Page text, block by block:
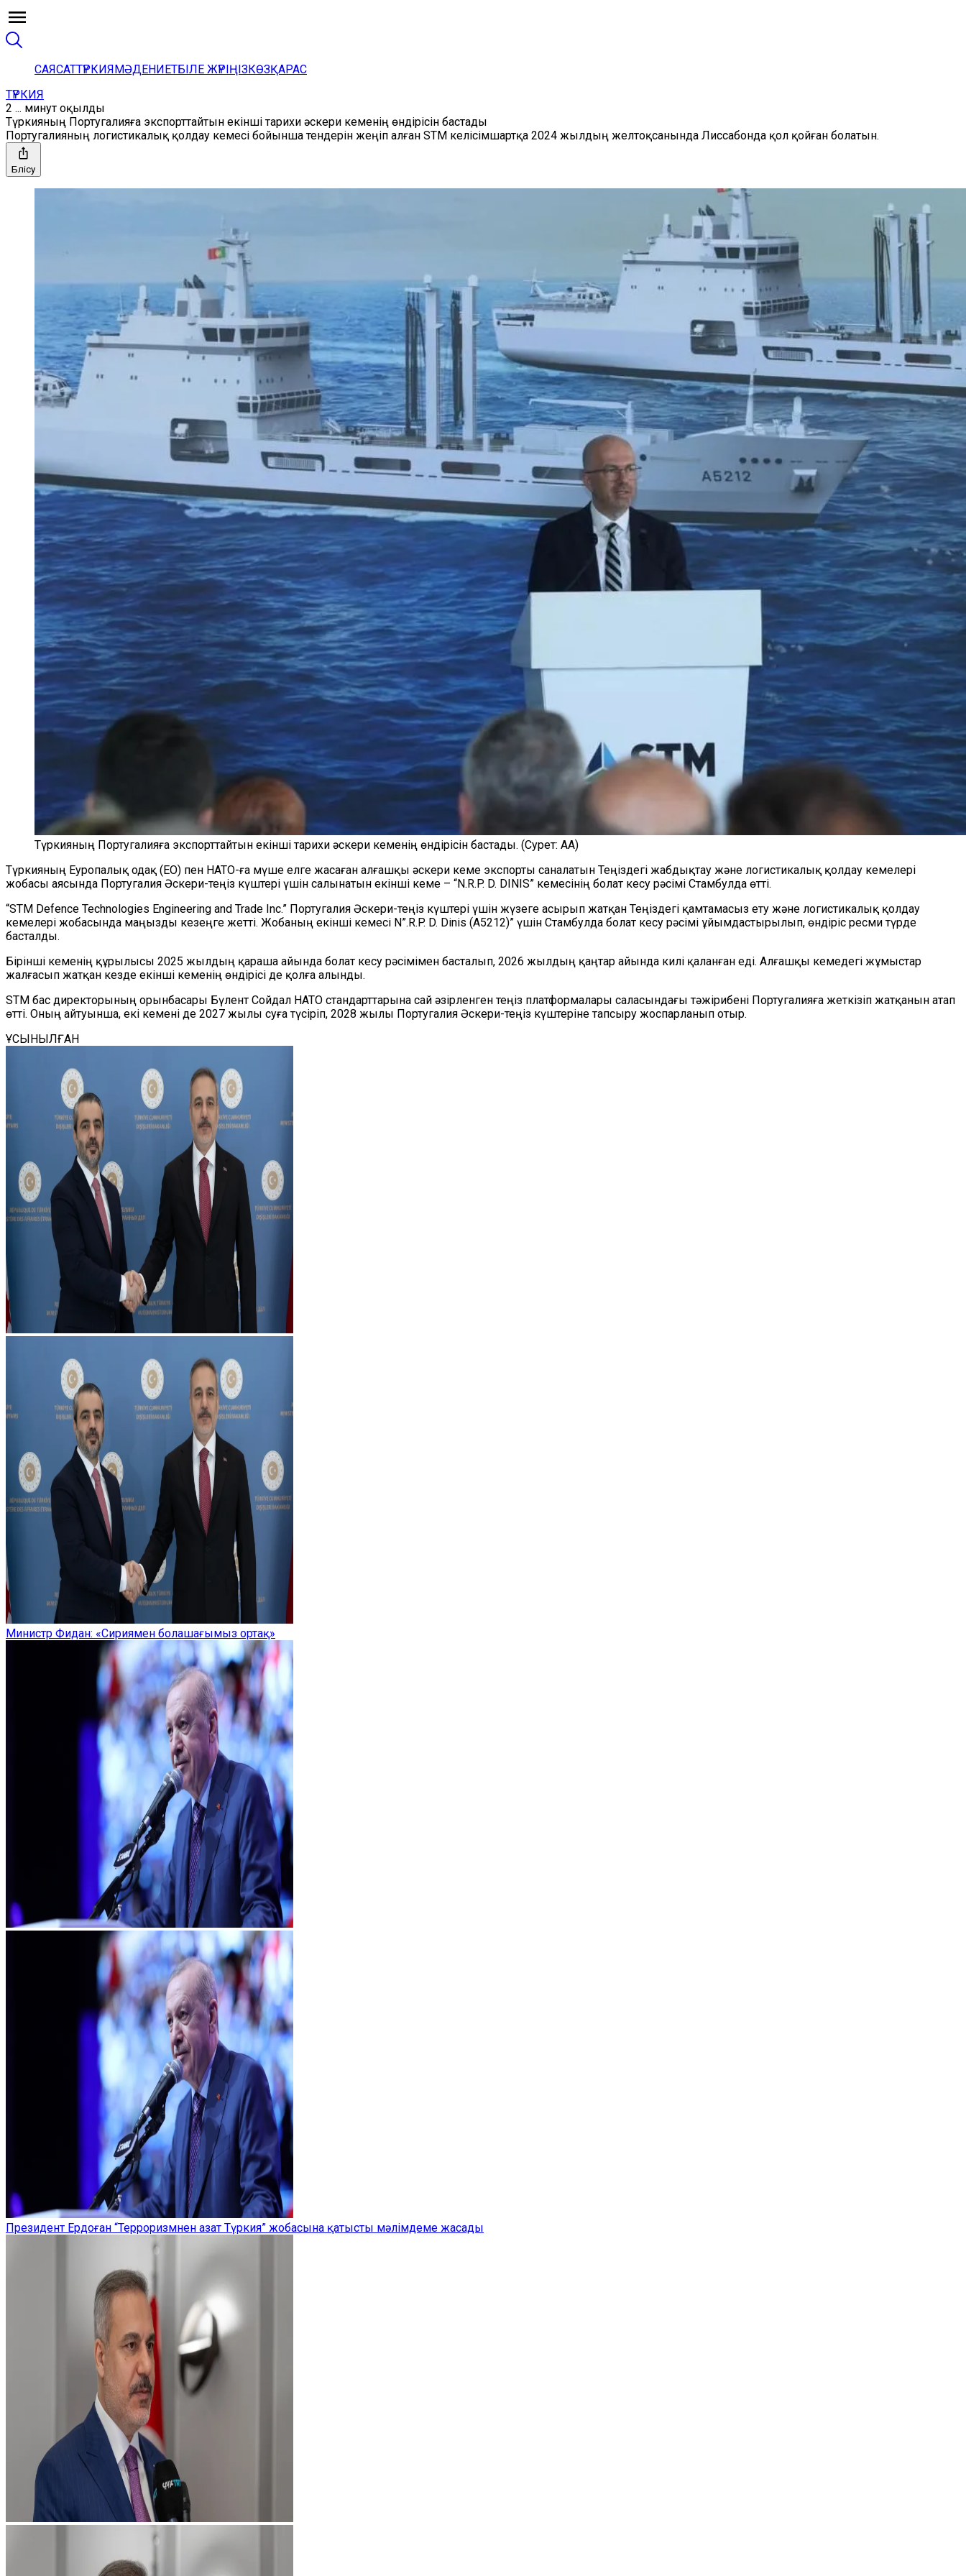
САЯСАТТҮРКИЯМӘДЕНИЕТБІЛЕ ЖҮРІҢІЗКӨЗҚАРАС
ТҮРКИЯ
2 ... минут оқылды
Түркияның Португалияға экспорттайтын екінші тарихи әскери кеменің өндірісін бастады
Португалияның логистикалық қолдау кемесі бойынша тендерін жеңіп алған STM келісімшартқа 2024 жылдың желтоқсанында Лиссабонда қол қойған болатын.
Бөлісу
Түркияның Португалияға экспорттайтын екінші тарихи әскери кеменің өндірісін бастады. (Сурет: АА)
Түркияның Еуропалық одақ (ЕО) пен НАТО-ға мүше елге жасаған алғашқы әскери кеме экспорты саналатын Теңіздегі жабдықтау және логистикалық қолдау кемелері
жобасы аясында Португалия Әскери-теңіз күштері үшін салынатын екінші кеме – “N.R.P. D. DINIS” кемесінің болат кесу рәсімі Стамбулда өтті.
“STM Defence Technologies Engineering and Trade Inc.” Португалия Әскери-теңіз күштері үшін жүзеге асырып жатқан Теңіздегі қамтамасыз ету және логистикалық қолдау
кемелері жобасында маңызды кезеңге жетті. Жобаның екінші кемесі N”.R.P. D. Dinis (A5212)” үшін Стамбулда болат кесу рәсімі ұйымдастырылып, өндіріс ресми түрде
басталды.
Бірінші кеменің құрылысы 2025 жылдың қараша айында болат кесу рәсімімен басталып, 2026 жылдың қаңтар айында килі қаланған еді. Алғашқы кемедегі жұмыстар
жалғасып жатқан кезде екінші кеменің өндірісі де қолға алынды.
STM бас директорының орынбасары Бүлент Сойдал НАТО стандарттарына сай әзірленген теңіз платформалары саласындағы тәжірибені Португалияға жеткізіп жатқанын атап
өтті. Оның айтуынша, екі кемені де 2027 жылы суға түсіріп, 2028 жылы Португалия Әскери-теңіз күштеріне тапсыру жоспарланып отыр.
ҰСЫНЫЛҒАН
Министр Фидан: «Сириямен болашағымыз ортақ»
Президент Ердоған “Терроризмнен азат Түркия” жобасына қатысты мәлімдеме жасады